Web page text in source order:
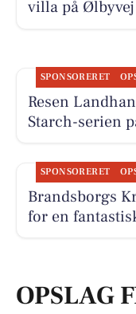
villa på
SPONSORERET
Resen
Starch-serien
SPONSORERET
Brandsborgs
for en
OPSLAG